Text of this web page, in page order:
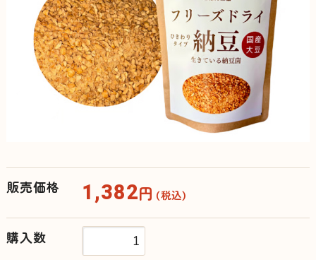
販売価格 1,382円 （税込）
購入数